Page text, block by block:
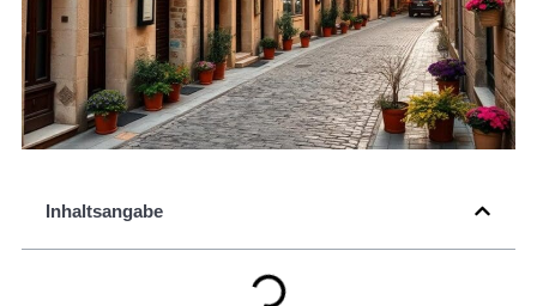
Inhaltsangabe